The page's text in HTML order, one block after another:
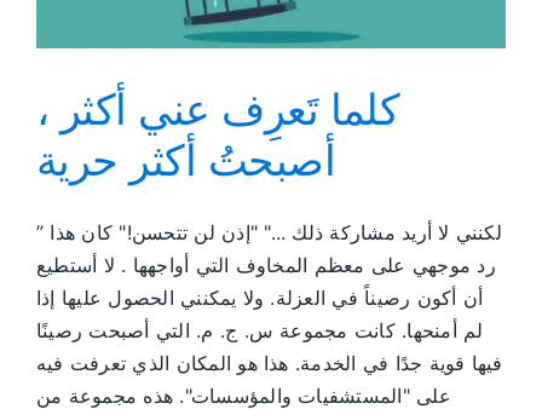
كلما تَعرِف عني أكثر ،
أصبحتُ أكثر حرية
” لكنني لا أريد مشاركة ذلك ..." "إذن لن تتحسن!" كان هذا
رد موجهي على معظم المخاوف التي أواجهها . لا أستطيع
أن أكون رصيناً في العزلة. ولا يمكنني الحصول عليها إذا
لم أمنحها. كانت مجموعة س. ج. م. التي أصبحت رصينًا
فيها قوية جدًا في الخدمة. هذا هو المكان الذي تعرفت فيه
على "المستشفيات والمؤسسات". هذه مجموعة من